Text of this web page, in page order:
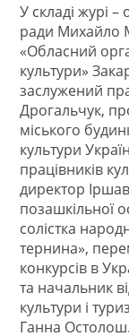
У складі журі –
ради Михайло
«Обласний
культури»
заслужений
Дрогальчук,
міського
культури
працівників
директор
позашкільної
солістка
тернина»,
конкурсів в
та начальник
культури і
Ганна Остолош.